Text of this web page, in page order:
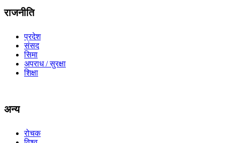
राजनीति
प्रदेश
संसद
सिमा
अपराध / सुरक्षा
शिक्षा
अन्य
रोचक